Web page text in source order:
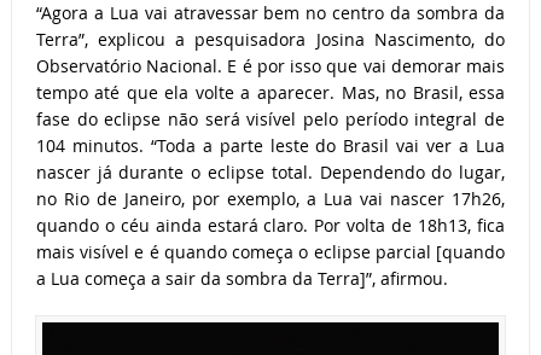
“Agora a Lua vai atravessar bem no centro da sombra da
Terra”, explicou a pesquisadora Josina Nascimento, do
Observatório Nacional. E é por isso que vai demorar mais
tempo até que ela volte a aparecer. Mas, no Brasil, essa
fase do eclipse não será visível pelo período integral de
104 minutos. “Toda a parte leste do Brasil vai ver a Lua
nascer já durante o eclipse total. Dependendo do lugar,
no Rio de Janeiro, por exemplo, a Lua vai nascer 17h26,
quando o céu ainda estará claro. Por volta de 18h13, fica
mais visível e é quando começa o eclipse parcial [quando
a Lua começa a sair da sombra da Terra]”, afirmou.